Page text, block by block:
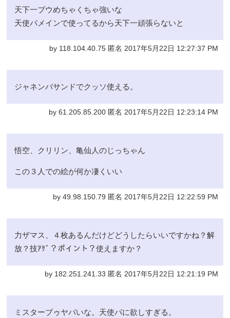
天下一ブウめちゃくちゃ強いな
天使パメインで使ってるから天下一頑張らないと
by 118.104.40.75 匿名 2017年5月22日 12:27:37 PM
ジャネンバサンドでクッソ使える。
by 61.205.85.200 匿名 2017年5月22日 12:23:14 PM
悟空、クリリン、亀仙人のじっちゃん
この３人での絵が何か凄くいい
by 49.98.150.79 匿名 2017年5月22日 12:22:59 PM
力ザマス、４枚あるんだけどどうしたらいいですかね？解
放？技ｱｹﾞ？ポイント？使えますか？
by 182.251.241.33 匿名 2017年5月22日 12:21:19 PM
ミスターブゥヤバいな。天使パに欲しすぎる。